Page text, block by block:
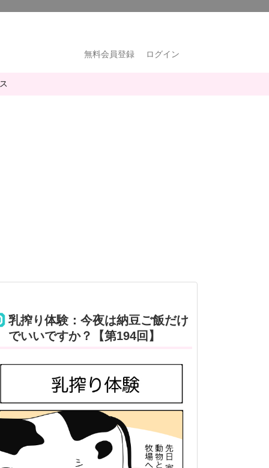
無料会員登録 ログイン
乳搾り体験：今夜は納豆ご飯だけ
でいいですか？【第194回】